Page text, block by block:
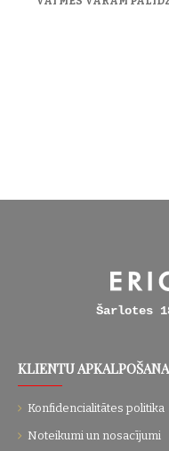
Šarlotes
KLIENTU APKALPOŠANA
Konfidencialitātes politika
Noteikumi un nosacījumi